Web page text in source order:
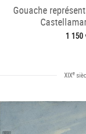
Gouache
1 150
XIXe